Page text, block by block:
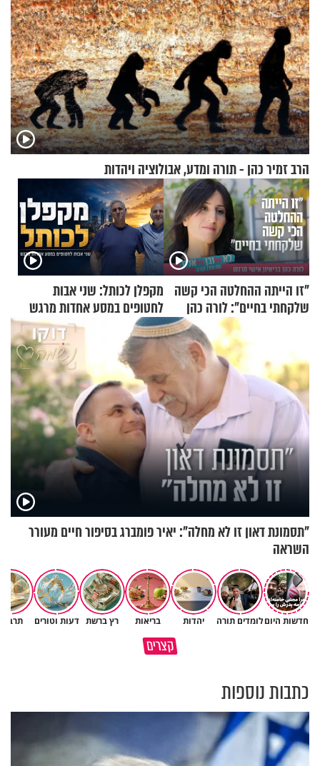
הרב זמיר כהן - תורה ומדע, אבולוציה ויהדות
"זו הייתה ההחלטה הכי קשה
שלקחתי בחיים": לורה כהן
בריאיון אישי מרגש
מקפלן לכותל: שני אבות
לחטופים במסע אחדות מרגש
"תסמונת דאון זו לא מחלה": יאיר פומברג בסיפור חיים מעורר
השראה
חדשות היוםלומדים תורה יהדות בריאות רץ ברשת דעות וטורים
קצרים
חתכו אותך בכביש? אפשר לחשוב
רבתם שוב? 💔 זה לא אומר
כתבות נוספות